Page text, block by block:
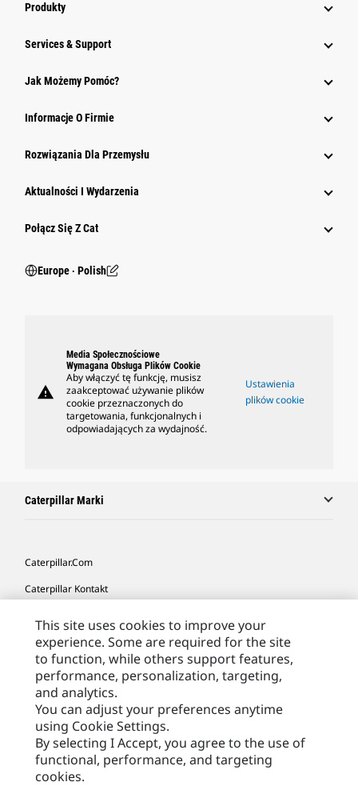
Produkty
Services & Support
Jak Możemy Pomóc?
Informacje O Firmie
Rozwiązania Dla Przemysłu
Aktualności I Wydarzenia
Połącz Się Z Cat
Europe ‧ Polish
warning
Media Społecznościowe
Wymagana Obsługa Plików Cookie
Aby włączyć tę funkcję, musisz
zaakceptować używanie plików
cookie przeznaczonych do
targetowania, funkcjonalnych i
odpowiadających za wydajność.
Ustawienia
plików cookie
Caterpillar Marki
Caterpillar.com
Caterpillar Kontakt
Moje Preferencje Marketingowe
Site Map
Cookie Settings
Legal
Privacy
This site uses cookies to improve your
experience. Some are required for the site
to function, while others support features,
performance, personalization, targeting,
and analytics.
You can adjust your preferences anytime
using Cookie Settings.
By selecting I Accept, you agree to the use of
functional, performance, and targeting
cookies.